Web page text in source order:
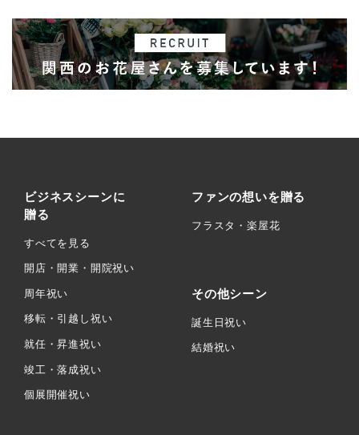
ビジネスシーンに
贈る
すべてを見る
開店・開業・開院祝い
周年祝い
移転・引越し祝い
就任・昇進祝い
竣工・落成祝い
個展開催祝い
ファンの想いを贈る
フラスタ・楽屋花
その他シーン
誕生日祝い
結婚祝い